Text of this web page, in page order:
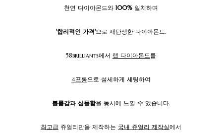
천연 다이아몬드와 100% 일치하며
'합리적인 가격'으로 재탄생한 다이아몬드.
58brilliants에서 랩 다이아몬드를
4프롱으로 섬세하게 세팅하여
볼륨감과 심플함을 동시에 느낄 수 있습니다.
최고급 쥬얼리만을 제작하는 국내 쥬얼리 제작실에서